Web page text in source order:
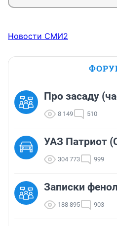
Новости СМИ2
Про засаду
8 149 510
УАЗ Патриот
304 773 999
Записки
188 895 903